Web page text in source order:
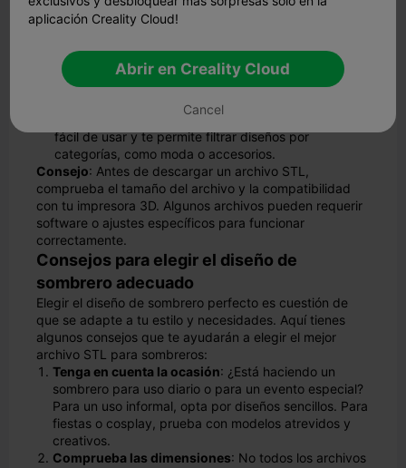
CGTrader: Si buscas diseños de primera calidad,
archivos son gratuitos, otros tienen un coste. Las
opciones de pago suelen incluir detalles intrincados
que hacen que tus sombreros impresos destaquen.
: Esta plataforma es perfecta para encontrar
archivos STL de sombreros modernos y artísticos. Es
fácil de usar y te permite filtrar diseños por
categorías, como moda o accesorios.
Consejo: Antes de descargar un archivo STL,
comprueba el tamaño del archivo y la compatibilidad
con tu impresora 3D. Algunos archivos pueden requerir
software o ajustes específicos para funcionar
correctamente.
Consejos para elegir el diseño de
sombrero adecuado
Elegir el diseño de sombrero perfecto es cuestión de
que se adapte a tu estilo y necesidades. Aquí tienes
algunos consejos que te ayudarán a elegir el mejor
archivo STL para sombreros:
Tenga en cuenta la ocasión: ¿Está haciendo un
sombrero para uso diario o para un evento especial?
Para un uso informal, opta por diseños sencillos. Para
fiestas o cosplay, prueba con modelos atrevidos y
creativos.
Comprueba las dimensiones: No todos los archivos
aplicación Creality Cloud!
Abrir en Creality Cloud
Cancel